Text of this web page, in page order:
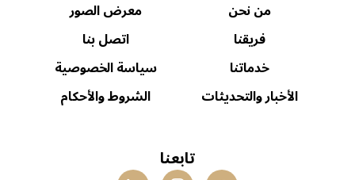
من نحن
فريقنا
خدماتنا
الأخبار والتحديثات
معرض الصور
اتصل بنا
سياسة الخصوصية
الشروط والأحكام
تابعنا